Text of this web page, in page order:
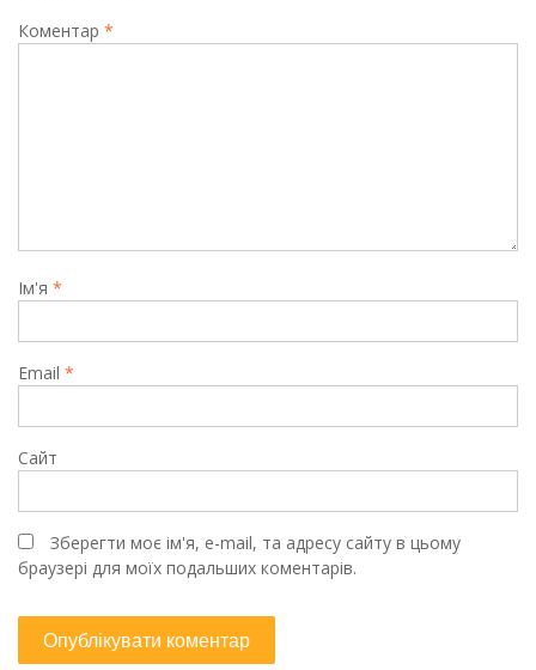
Коментар *
Ім'я *
Email *
Сайт
Зберегти моє ім'я, e-mail, та адресу сайту в цьому
браузері для моїх подальших коментарів.